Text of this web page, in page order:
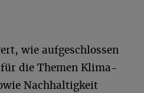
wie aufgeschlossen
die Themen Klima-
Nachhaltigkeit